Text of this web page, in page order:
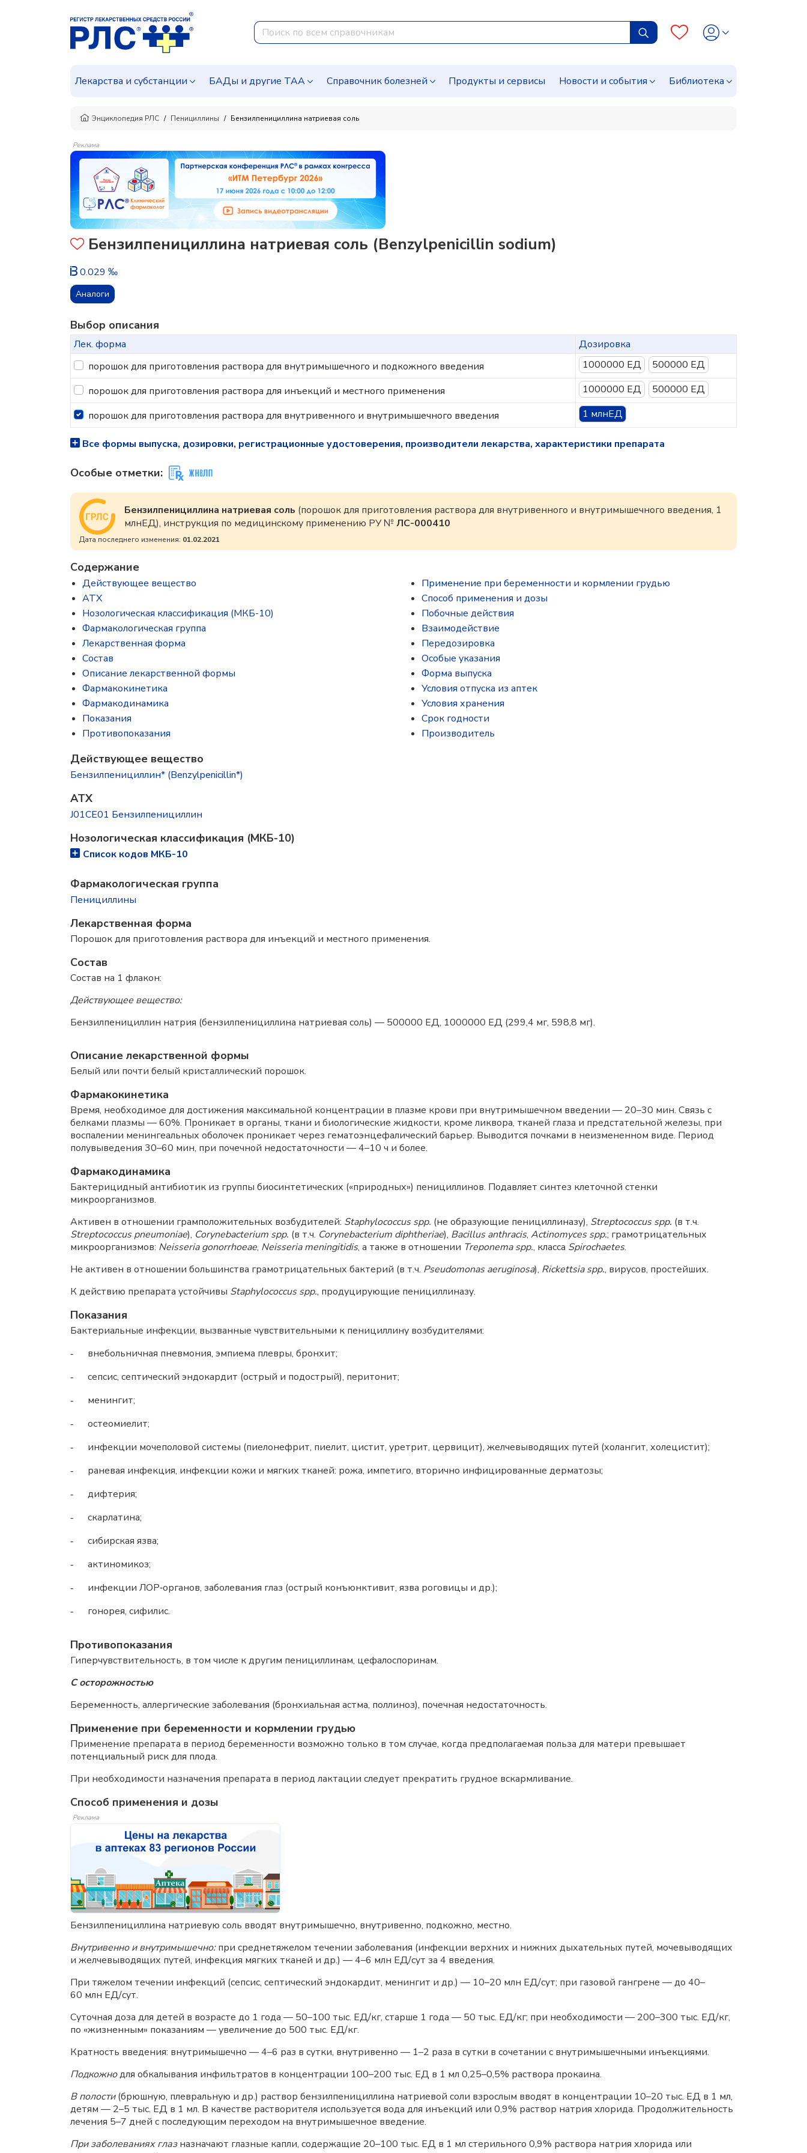
Лекарства и субстанции БАДы и другие ТАА Справочник болезней Продукты и сервисы Новости и события Библиотека
Энциклопедия РЛС Пенициллины Бензилпенициллина натриевая соль
Реклама
Бензилпенициллина натриевая соль (Benzylpenicillin sodium)
0.029 ‰
Аналоги
Выбор описания
Лек. форма
Дозировка
порошок для приготовления раствора для внутримышечного и подкожного введения
1000000 ЕД
500000 ЕД
порошок для приготовления раствора для инъекций и местного применения
1000000 ЕД
500000 ЕД
порошок для приготовления раствора для внутривенного и внутримышечного введения
1 млнЕД
Все формы выпуска, дозировки, регистрационные удостоверения, производители лекарства, характеристики препарата
Особые отметки:
Бензилпенициллина натриевая соль (порошок для приготовления раствора для внутривенного и внутримышечного введения, 1
млнЕД), инструкция по медицинскому применению РУ № ЛС-000410
Дата последнего изменения: 01.02.2021
Содержание
Действующее вещество
ATX
Нозологическая классификация (МКБ-10)
Фармакологическая группа
Лекарственная форма
Состав
Описание лекарственной формы
Фармакокинетика
Фармакодинамика
Показания
Противопоказания
Применение при беременности и кормлении грудью
Способ применения и дозы
Побочные действия
Взаимодействие
Передозировка
Особые указания
Форма выпуска
Условия отпуска из аптек
Условия хранения
Срок годности
Производитель
Действующее вещество
Бензилпенициллин* (Benzylpenicillin*)
ATX
J01CE01 Бензилпенициллин
Нозологическая классификация (МКБ-10)
Список кодов МКБ-10
Фармакологическая группа
Пенициллины
Лекарственная форма
Порошок для приготовления раствора для инъекций и местного применения.
Состав
Состав на 1 флакон:
Действующее вещество:
Бензилпенициллин натрия (бензилпенициллина натриевая соль) — 500000 ЕД, 1000000 ЕД (299,4 мг, 598,8 мг).
Описание лекарственной формы
Белый или почти белый кристаллический порошок.
Фармакокинетика
Время, необходимое для достижения максимальной концентрации в плазме крови при внутримышечном введении — 20–30 мин. Связь с
белками плазмы — 60%. Проникает в органы, ткани и биологические жидкости, кроме ликвора, тканей глаза и предстательной железы, при
воспалении менингеальных оболочек проникает через гематоэнцефалический барьер. Выводится почками в неизмененном виде. Период
полувыведения 30–60 мин, при почечной недостаточности — 4–10 ч и более.
Фармакодинамика
Бактерицидный антибиотик из группы биосинтетических («природных») пенициллинов. Подавляет синтез клеточной стенки
микроорганизмов.
Активен в отношении грамположительных возбудителей: Staphylococcus spp. (не образующие пенициллиназу), Streptococcus spp. (в т.ч.
Streptococcus pneumoniae), Corynebacterium spp. (в т.ч. Corynebacterium diphtheriae), Bacillus anthracis, Actinomyces spp.; грамотрицательных
микроорганизмов: Neisseria gonorrhoeae, Neisseria meningitidis, а также в отношении Treponema spp., класса Spirochaetes.
Не активен в отношении большинства грамотрицательных бактерий (в т.ч. Pseudomonas aeruginosa), Rickettsia spp., вирусов, простейших.
К действию препарата устойчивы Staphylococcus spp., продуцирующие пенициллиназу.
Показания
Бактериальные инфекции, вызванные чувствительными к пенициллину возбудителями:
- внебольничная пневмония, эмпиема плевры, бронхит;
- сепсис, септический эндокардит (острый и подострый), перитонит;
- менингит;
- остеомиелит;
- инфекции мочеполовой системы (пиелонефрит, пиелит, цистит, уретрит, цервицит), желчевыводящих путей (холангит, холецистит);
- раневая инфекция, инфекции кожи и мягких тканей: рожа, импетиго, вторично инфицированные дерматозы;
- дифтерия;
- скарлатина;
- сибирская язва;
- актиномикоз;
- инфекции ЛОР‑органов, заболевания глаз (острый конъюнктивит, язва роговицы и др.);
- гонорея, сифилис.
Противопоказания
Гиперчувствительность, в том числе к другим пенициллинам, цефалоспоринам.
С осторожностью
Беременность, аллергические заболевания (бронхиальная астма, поллиноз), почечная недостаточность.
Применение при беременности и кормлении грудью
Применение препарата в период беременности возможно только в том случае, когда предполагаемая польза для матери превышает
потенциальный риск для плода.
При необходимости назначения препарата в период лактации следует прекратить грудное вскармливание.
Способ применения и дозы
Реклама
Бензилпенициллина натриевую соль вводят внутримышечно, внутривенно, подкожно, местно.
Внутривенно и внутримышечно:при среднетяжелом течении заболевания (инфекции верхних и нижних дыхательных путей, мочевыводящих
и желчевыводящих путей, инфекция мягких тканей и др.) — 4–6 млн ЕД/сут за 4 введения.
При тяжелом течении инфекций (сепсис, септический эндокардит, менингит и др.) — 10–20 млн ЕД/сут; при газовой гангрене — до 40–
60 млн ЕД/сут.
Суточная доза для детей в возрасте до 1 года — 50–100 тыс. ЕД/кг, старше 1 года — 50 тыс. ЕД/кг; при необходимости — 200–300 тыс. ЕД/кг,
по «жизненным» показаниям — увеличение до 500 тыс. ЕД/кг.
Кратность введения: внутримышечно — 4–6 раз в сутки, внутривенно — 1–2 раза в сутки в сочетании с внутримышечными инъекциями.
Подкожнодля обкалывания инфильтратов в концентрации 100–200 тыс. ЕД в 1 мл 0,25–0,5% раствора прокаина.
В полости(брюшную, плевральную и др.) раствор бензилпенициллина натриевой соли взрослым вводят в концентрации 10–20 тыс. ЕД в 1 мл,
детям — 2–5 тыс. ЕД в 1 мл. В качестве растворителя используется вода для инъекций или 0,9% раствор натрия хлорида. Продолжительность
лечения 5–7 дней с последующим переходом на внутримышечное введение.
При заболеваниях глазназначают глазные капли, содержащие 20–100 тыс. ЕД в 1 мл стерильного 0,9% раствора натрия хлорида или